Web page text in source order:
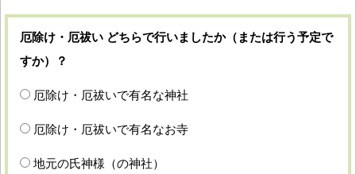
厄除け・厄祓い どちらで行いましたか（または行う予定で
すか）？
厄除け・厄祓いで有名な神社
厄除け・厄祓いで有名なお寺
地元の氏神様（の神社）